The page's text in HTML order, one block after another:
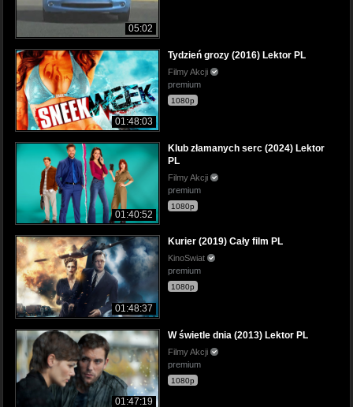
05:02
01:48:03
Tydzień grozy (2016) Lektor PL
Filmy Akcji
premium
1080p
01:40:52
Klub złamanych serc (2024) Lektor
PL
Filmy Akcji
premium
1080p
01:48:37
Kurier (2019) Cały film PL
KinoSwiat
premium
1080p
01:47:19
W świetle dnia (2013) Lektor PL
Filmy Akcji
premium
1080p